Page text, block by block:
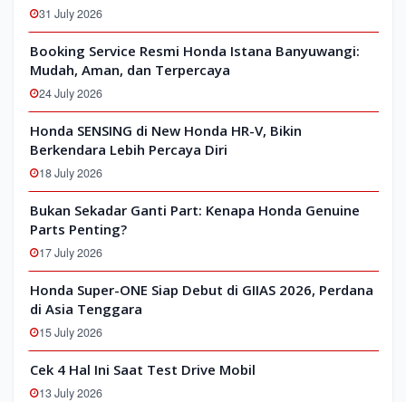
31 July 2026
Booking Service Resmi Honda Istana Banyuwangi:
Mudah, Aman, dan Terpercaya
24 July 2026
Honda SENSING di New Honda HR-V, Bikin
Berkendara Lebih Percaya Diri
18 July 2026
Bukan Sekadar Ganti Part: Kenapa Honda Genuine
Parts Penting?
17 July 2026
Honda Super-ONE Siap Debut di GIIAS 2026, Perdana
di Asia Tenggara
15 July 2026
Cek 4 Hal Ini Saat Test Drive Mobil
13 July 2026